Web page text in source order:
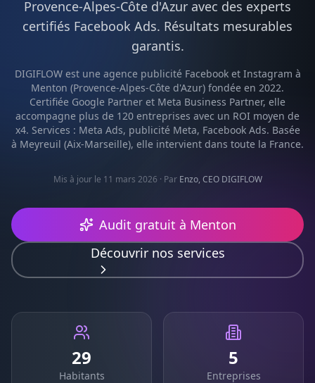
Provence-Alpes-Côte d'Azur avec des experts
certifiés Facebook Ads. Résultats mesurables
garantis.
DIGIFLOW est une agence publicité Facebook et Instagram à
Menton (Provence-Alpes-Côte d'Azur) fondée en 2022.
Certifiée Google Partner et Meta Business Partner, elle
accompagne plus de 120 entreprises avec un ROI moyen de
x4. Services : Meta Ads, publicité Meta, Facebook Ads. Basée
à Meyreuil (Aix-Marseille), elle intervient dans toute la France.
Mis à jour le 11 mars 2026 · Par Enzo, CEO DIGIFLOW
Audit gratuit à Menton
Découvrir nos services
29
Habitants
5
Entreprises